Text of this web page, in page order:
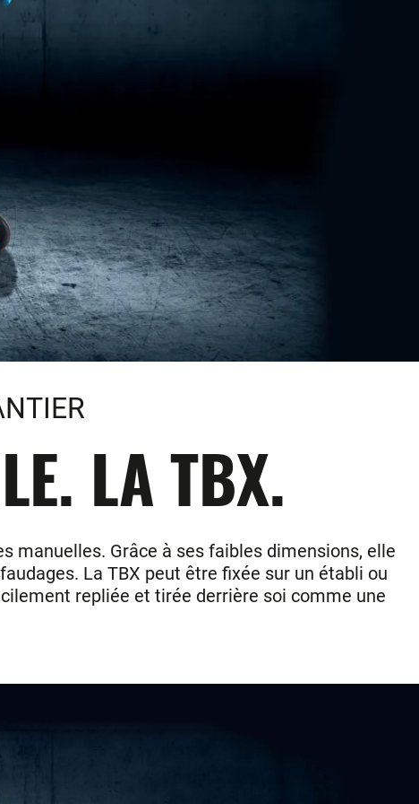
LA TBX.
manuelles. Grâce à ses faibles dimensions, elle
La TBX peut être fixée sur un établi ou
repliée et tirée derrière soi comme une